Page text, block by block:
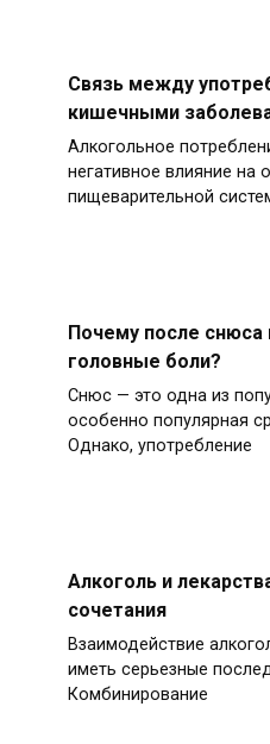
Связь между
кишечными
Алкогольное
негативное влияние на
пищеварительной
Почему после снюса
головные боли?
Снюс — это одна из
особенно популярная
Однако, употребление
Алкоголь и
сочетания
Взаимодействие
иметь серьезные
Комбинирование